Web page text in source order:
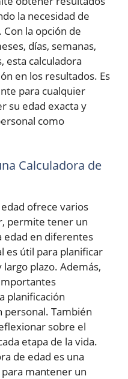
la necesidad de
la opción de
días, semanas,
esta calculadora
en los resultados. Es
para cualquier
su edad exacta y
como
Calculadora de
ofrece varios
permite tener un
edad en diferentes
es útil para planificar
plazo. Además,
planificación
personal. También
sobre el
etapa de la vida.
de edad es una
mantener un